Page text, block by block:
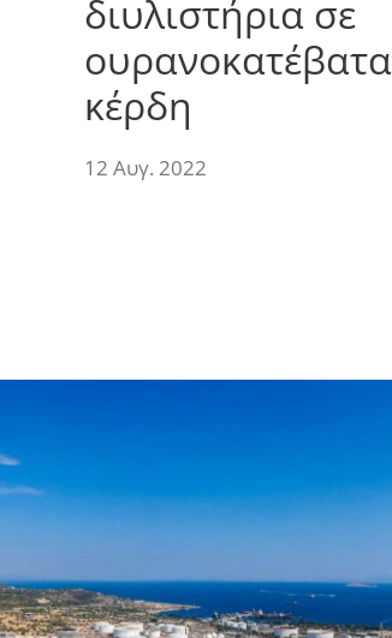
διυλιστήρια σε
ουρανοκατέβατα
κέρδη
12 Αυγ. 2022